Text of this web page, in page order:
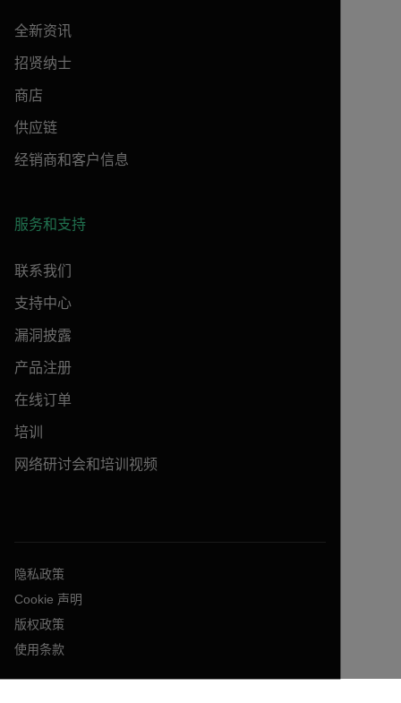
全新资讯
招贤纳士
商店
供应链
经销商和客户信息
服务和支持
联系我们
支持中心
漏洞披露
产品注册
在线订单
培训
网络研讨会和培训视频
隐私政策
Cookie 声明
版权政策
使用条款